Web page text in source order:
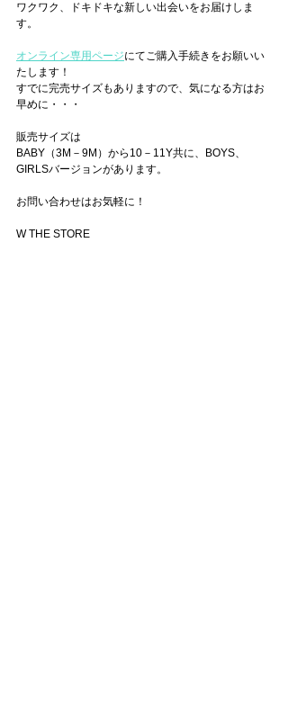
ワクワク、ドキドキな新しい出会いをお届けしま
す。
オンライン専用ページにてご購入手続きをお願いい
たします！
すでに完売サイズもありますので、気になる方はお
早めに・・・
販売サイズは
BABY（3M－9M）から10－11Y共に、BOYS、
GIRLSバージョンがあります。
お問い合わせはお気軽に！
W THE STORE